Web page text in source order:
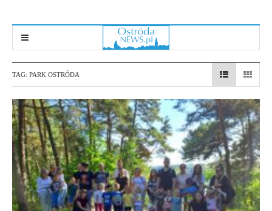
TAG: PARK OSTRÓDA